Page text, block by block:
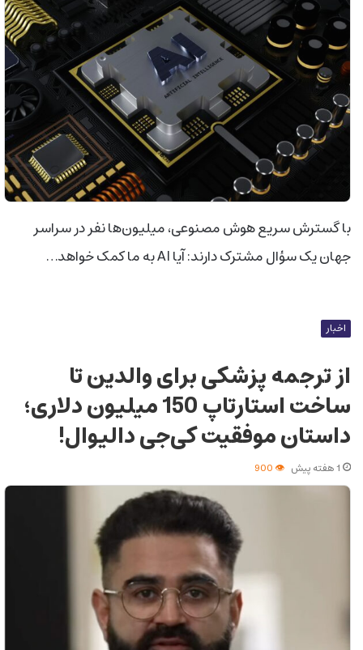
با گسترش سریع هوش مصنوعی، میلیون‌ها نفر در سراسر
جهان یک سؤال مشترک دارند: آیا AI به ما کمک خواهد…
اخبار
از ترجمه پزشکی برای والدین تا
ساخت استارتاپ 150 میلیون دلاری؛
داستان موفقیت کی‌جی دالیوال!
1 هفته پیش